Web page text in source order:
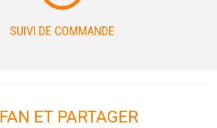
SUIVI DE COMMANDE
ET PARTAGER